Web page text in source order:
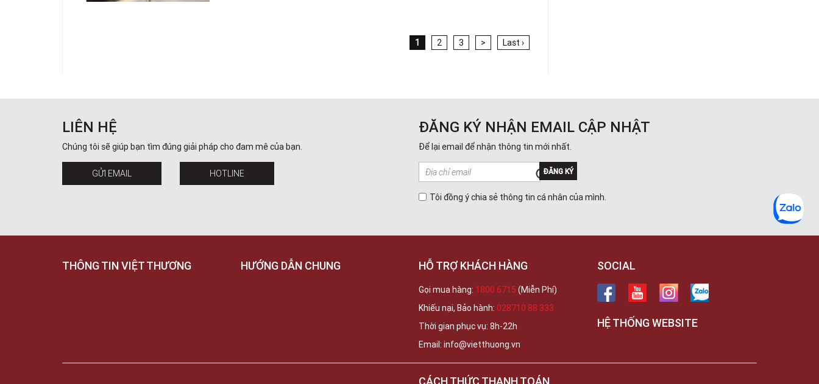
1 2 3 > Last ›
LIÊN HỆ
Chúng tôi sẽ giúp bạn tìm đúng giải pháp cho đam mê của bạn.
GỬI EMAIL HOTLINE
ĐĂNG KÝ NHẬN EMAIL CẬP NHẬT
Để lại email để nhận thông tin mới nhất.
ĐĂNG KÝ
Tôi đồng ý chia sẻ thông tin cá nhân của mình.
THÔNG TIN VIỆT THƯƠNG HƯỚNG DẪN CHUNG HỖ TRỢ KHÁCH HÀNG
Gọi mua hàng: 1800 6715 (Miễn Phí)
Khiếu nại, Bảo hành: 028710 88 333
Thời gian phục vụ: 8h-22h
Email: info@vietthuong.vn
SOCIAL
HỆ THỐNG WEBSITE